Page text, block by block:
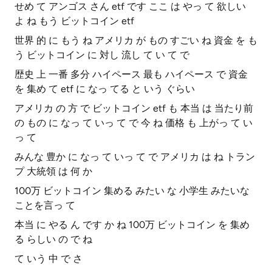
せめ て アンゴス さん etf です ここ は やっ て 欲しい
よ ね もう ビットコイン etf
世界 的 に もう ね アメリカ が もの すごい ね 資金 を も
う ビットコイン に 対し 流し て い て で
歴史 上 一番 多分 ハイペース 最も ハイペース で 資金
を 集め て etf に なっ てる と いう ぐらい
アメリカ の 方 で ビットコイン etf も 本当 は 当たり前
の もの に なっ て いっ て で 今 ね 価格 も 上がっ て い
っ て
みんな 豊か に なっ て いっ て で アメリカ は ね トラン
プ 大統領 は 何 か
100万 ビットコイン 集める みたい な 小学生 みたいな
ことを言っ て
本当 に やる ん です か ね 100万 ビットコイン を 集め
る らしい の で ね
て いう 中 で さ